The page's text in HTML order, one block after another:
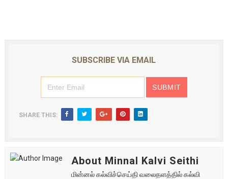
SUBSCRIBE VIA EMAIL
SHARE THIS:
About Minnal Kalvi Seithi
மின்னல் கல்விச்செய்தி வலைதளத்தில் கல்வி